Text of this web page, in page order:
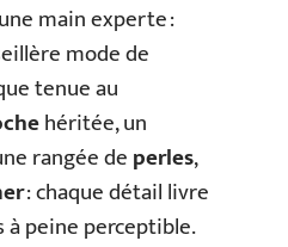
main experte :
mode de
tenue au
héritée, un
rangée deperles,
: chaque détail livre
à peine perceptible.